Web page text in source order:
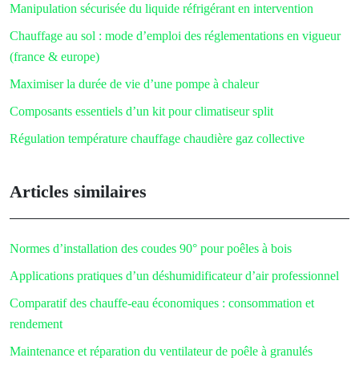
Manipulation sécurisée du liquide réfrigérant en intervention
Chauffage au sol : mode d’emploi des réglementations en vigueur
(france & europe)
Maximiser la durée de vie d’une pompe à chaleur
Composants essentiels d’un kit pour climatiseur split
Régulation température chauffage chaudière gaz collective
Articles similaires
Normes d’installation des coudes 90° pour poêles à bois
Applications pratiques d’un déshumidificateur d’air professionnel
Comparatif des chauffe-eau économiques : consommation et
rendement
Maintenance et réparation du ventilateur de poêle à granulés